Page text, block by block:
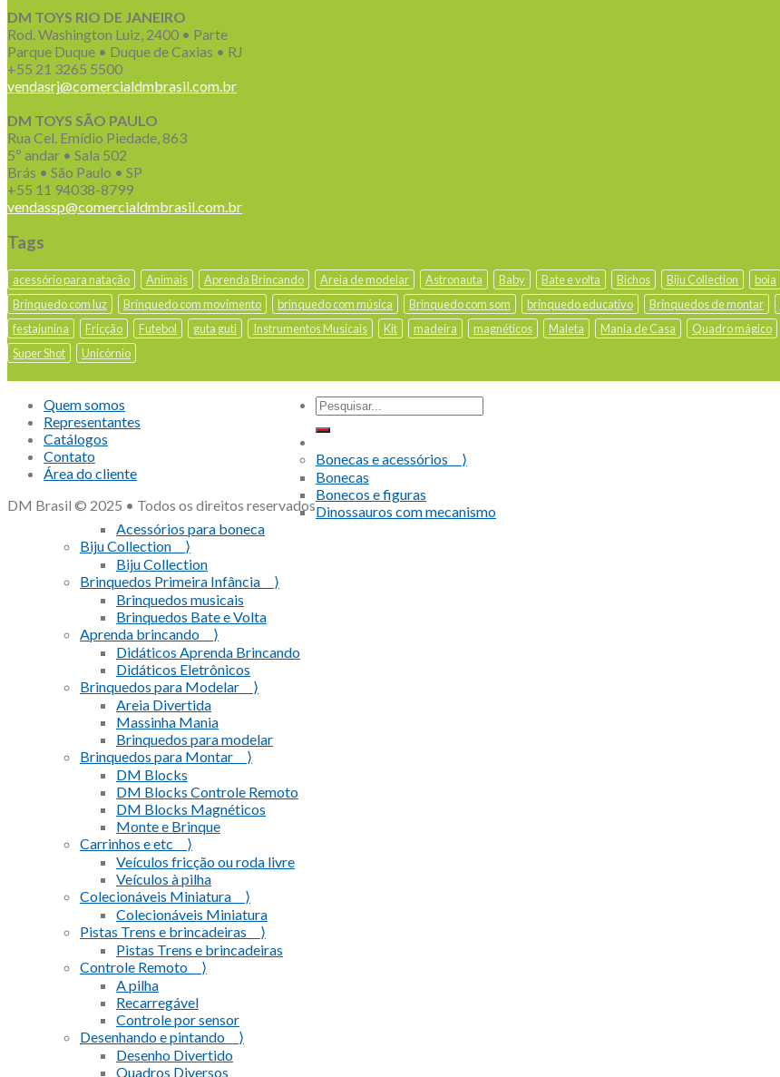
DM TOYS RIO DE JANEIRO
Rod. Washington Luiz, 2400 • Parte
Parque Duque • Duque de Caxias • RJ
+55 21 3265 5500
vendasrj@comercialdmbrasil.com.br
DM TOYS SÃO PAULO
Rua Cel. Emídio Piedade, 863
5º andar • Sala 502
Brás • São Paulo • SP
+55 11 94038-8799
vendassp@comercialdmbrasil.com.br
Tags
acessório para natação Animais Aprenda Brincando Areia de modelar Astronauta Baby Bate e volta Bichos Biju Collection boia
Brinquedo com luz
Brinquedo com movimento brinquedo com música Brinquedo com som brinquedo educativo Brinquedos de montar
festajunina
Fricção Futebol guta guti Instrumentos Musicais Kit madeira magnéticos Maleta Mania de Casa Quadro mágico
Super Shot
Unicórnio
Quem somos
Representantes
Catálogos
Contato
Área do cliente
DM Brasil © 2025 • Todos os direitos reservados
Bonecas e acessórios ⟩
Bonecas
Bonecos e figuras
Dinossauros com mecanismo
Acessórios para boneca
Biju Collection ⟩
Biju Collection
Brinquedos Primeira Infância ⟩
Brinquedos musicais
Brinquedos Bate e Volta
Aprenda brincando ⟩
Didáticos Aprenda Brincando
Didáticos Eletrônicos
Brinquedos para Modelar ⟩
Areia Divertida
Massinha Mania
Brinquedos para modelar
Brinquedos para Montar ⟩
DM Blocks
DM Blocks Controle Remoto
DM Blocks Magnéticos
Monte e Brinque
Carrinhos e etc ⟩
Veículos fricção ou roda livre
Veículos à pilha
Colecionáveis Miniatura ⟩
Colecionáveis Miniatura
Pistas Trens e brincadeiras ⟩
Pistas Trens e brincadeiras
Controle Remoto ⟩
A pilha
Recarregável
Controle por sensor
Desenhando e pintando ⟩
Desenho Divertido
Quadros Diversos